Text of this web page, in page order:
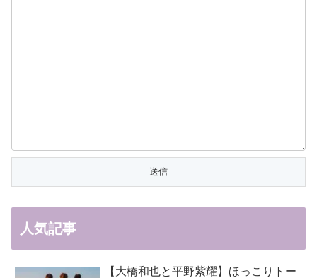
人気記事
【大橋和也と平野紫耀】ほっこりトー